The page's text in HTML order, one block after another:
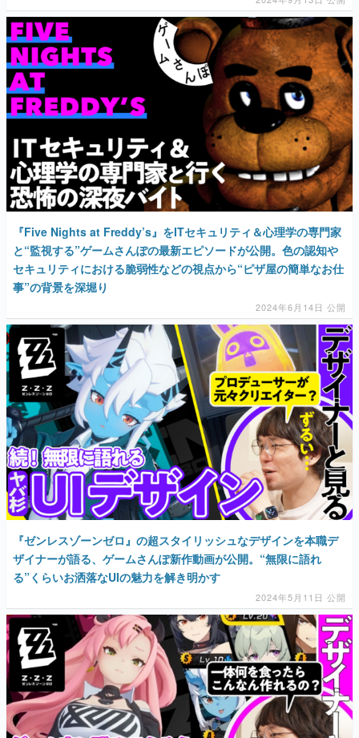
『Five Nights at Freddy’s』をITセキュリティ＆心理学の専門家
と“監視する”ゲームさんぽの最新エピソードが公開。色の認知や
セキュリティにおける脆弱性などの視点から“ピザ屋の簡単なお仕
事”の背景を深堀り
2024年6月14日 公開
『ゼンレスゾーンゼロ』の超スタイリッシュなデザインを本職デ
ザイナーが語る、ゲームさんぽ新作動画が公開。“無限に語れ
る”くらいお洒落なUIの魅力を解き明かす
2024年5月11日 公開